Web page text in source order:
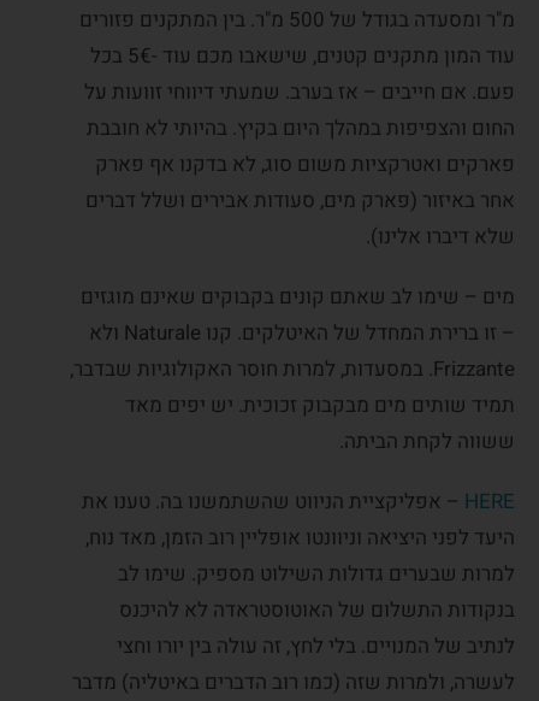
מ"ר ומסעדה בגודל של 500 מ"ר. בין המתקנים פזורים
עוד המון מתקנים קטנים, שישאבו מכם עוד -5€ בכל
פעם. אם חייבים – אז בערב. שמעתי דיווחי זוועות על
החום והצפיפות במהלך היום בקיץ. בהיותי לא חובבת
פארקים ואטרקציות משום סוג, לא בדקנו אף פארק
אחר באיזור (פארק מים, סעודות אבירים ושלל דברים
שלא דיברו אלינו).
מים – שימו לב שאתם קונים בקבוקים שאינם מוגזים
– זו ברירת המחדל של האיטלקים. קנו Naturale ולא
Frizzante. במסעדות, למרות חוסר האקולוגיות שבדבר,
תמיד שותים מים מבקבוק זכוכית. יש יפים מאד
ששווה לקחת הביתה.
HERE – אפליקציית הניווט שהשתמשנו בה. טענו את
היעד לפני היציאה וניוונטו אופליין רוב הזמן, מאד נוח,
למרות שבערים גדולות השילוט מספיק. שימו לב
בנקודות התשלום של האוטוסטראדה לא להיכנס
לנתיב של המנויים. בלי לחץ, זה עולה בין יורו וחצי
לעשרה, ולמרות שזה (כמו רוב הדברים באיטליה) מדבר